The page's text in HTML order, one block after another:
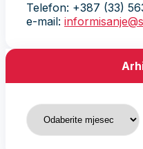
Telefon: +387 (33)
e-mail:
Arhiva